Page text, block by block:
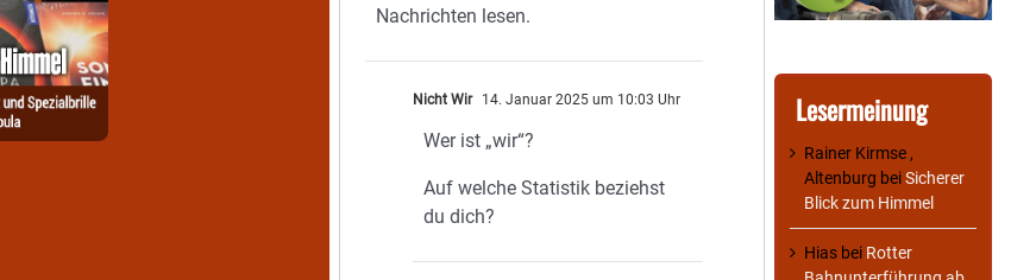
Nachrichten lesen.
Nicht Wir 14. Januar 2025 um 10:03 Uhr
Wer ist „wir“?
Auf welche Statistik beziehst
du dich?
Lesermeinung
Rainer Kirmse ,
Altenburg beiSicherer
Blick zum Himmel
Hias bei Rotter